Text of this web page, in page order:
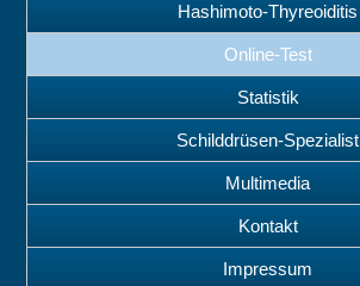
Hashimoto-Thyreoiditis
Online-Test
Statistik
Schilddrüsen-Spezialist
Multimedia
Kontakt
Impressum